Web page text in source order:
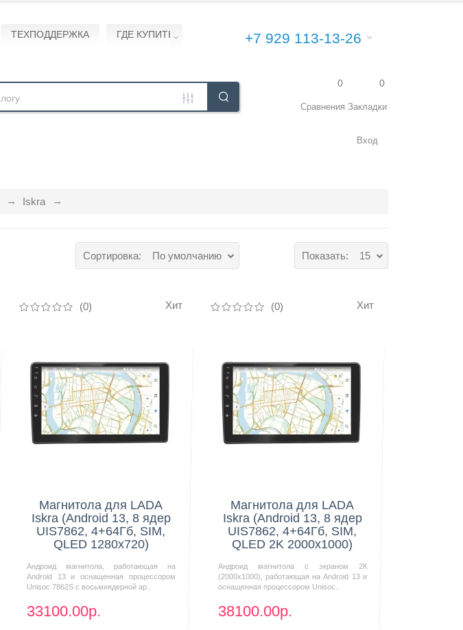
ТЕХПОДДЕРЖКА ГДЕ КУПИТЬ\УСТАНОВИТЬ +7 929 113-13-26
0
Закладки
0
Сравнения
Вход
Iskra
Показать: 15
Сортировка: По умолчанию
(0) Хит
Магнитола для LADA
Iskra (Android 13, 8 ядер
UIS7862, 4+64Гб, SIM,
QLED 1280x720)
Андроид магнитола, работающая на
Android 13 и оснащенная процессором
Unisoc 7862S с восьмиядерной ар..
33100.00р.
(0) Хит
Магнитола для LADA
Iskra (Android 13, 8 ядер
UIS7862, 4+64Гб, SIM,
QLED 2K 2000x1000)
Андроид магнитола с экраном 2К
(2000х1000), работающая на Android 13 и
оснащенная процессором Unisoc..
38100.00р.